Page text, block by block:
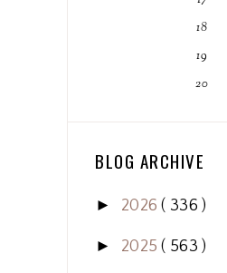
18
19
20
BLOG ARCHIVE
► 2026( 336 )
► 2025( 563 )